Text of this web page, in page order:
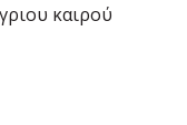
καιρού